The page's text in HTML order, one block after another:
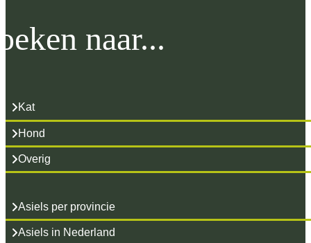
naar...
Kat
Hond
Overig
Asiels per provincie
Asiels in Nederland